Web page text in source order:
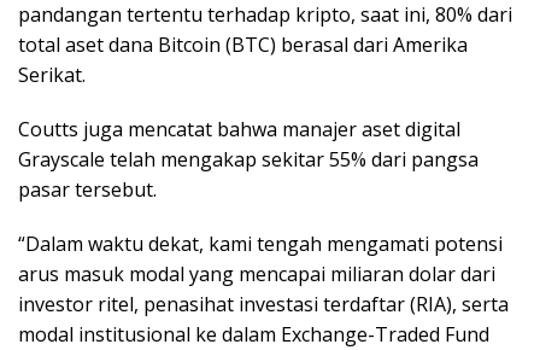
pandangan tertentu terhadap kripto, saat ini, 80% dari
total aset dana Bitcoin (BTC) berasal dari Amerika
Serikat.
Coutts juga mencatat bahwa manajer aset digital
Grayscale telah mengakap sekitar 55% dari pangsa
pasar tersebut.
“Dalam waktu dekat, kami tengah mengamati potensi
arus masuk modal yang mencapai miliaran dolar dari
investor ritel, penasihat investasi terdaftar (RIA), serta
modal institusional ke dalam Exchange-Traded Fund